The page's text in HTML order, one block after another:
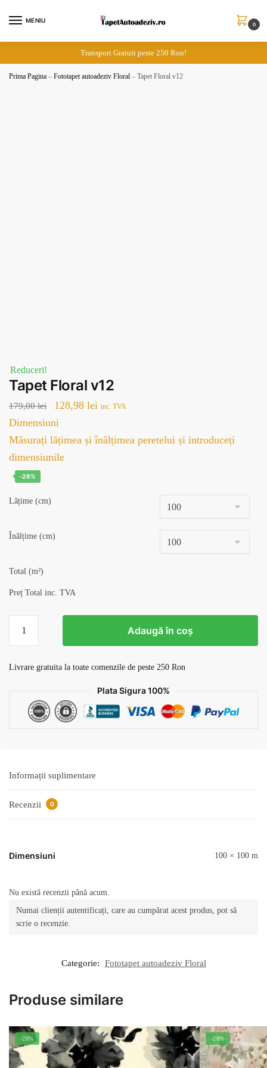
MENIU
0
Transport Gratuit peste 250 Ron!
Prima Pagina – Fototapet autoadeziv Floral – Tapet Floral v12
Reduceri!
Tapet Floral v12
179,00lei
Prețul
inițial
a
fost:
128,98 lei Prețul
este:
inc. TVA
Dimensiuni
Măsurați lățimea și înălțimea peretelui și introduceți
dimensiunile
-28%
Lățime (cm)
Înălțime (cm)
Total (m²)
Preț Total inc. TVA
Tapet
v12
Adaugă în coș
Livrare gratuita la toate comenzile de peste 250 Ron
Plata Sigura 100%
Informații suplimentare
Recenzii 0
Dimensiuni 100 × 100 m
Nu există recenzii până acum.
Numai clienții autentificați, care au cumpărat acest produs, pot să
scrie o recenzie.
Categorie: Fototapet autoadeziv Floral
Produse similare
-28% -28%